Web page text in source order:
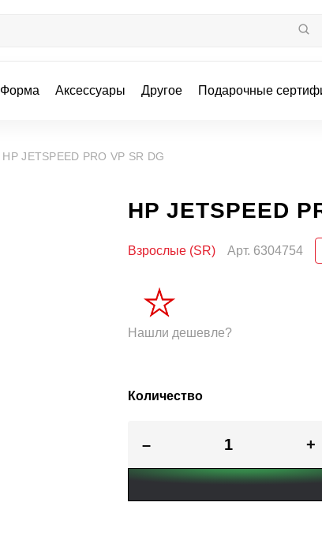
Форма Аксессуары Другое Подарочные
HP JETSPEED PRO VP SR DG
HP JETSPEED
Взрослые (SR) Арт. 6304754
Нашли дешевле?
Количество
– +